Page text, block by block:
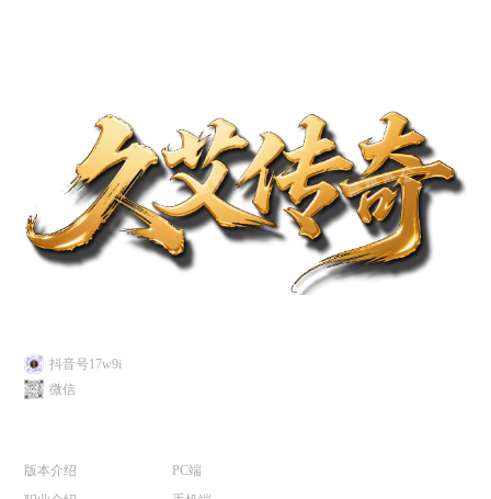
抖音号17w9i
微信
版本介绍
PC端